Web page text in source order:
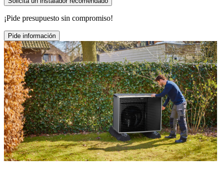
¡Pide presupuesto sin compromiso!
Pide información